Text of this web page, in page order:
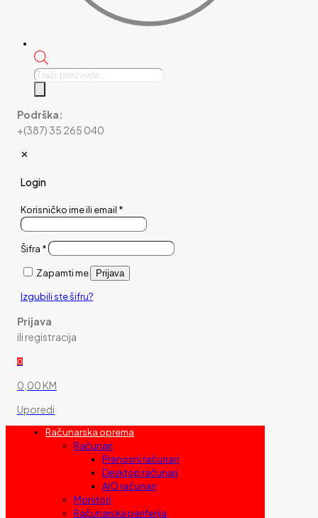
Products
Podrška:
+(387) 35 265 040
✕
Login
Korisničko ime ili email *
Šifra *
Zapamti me Prijava
Izgubili ste šifru?
Prijava
ili registracija
0
0,00 KM
Uporedi
Računarska oprema
Računari
Prenosni računari
Desktop računari
AIO računari
Monitori
Računarska periferija